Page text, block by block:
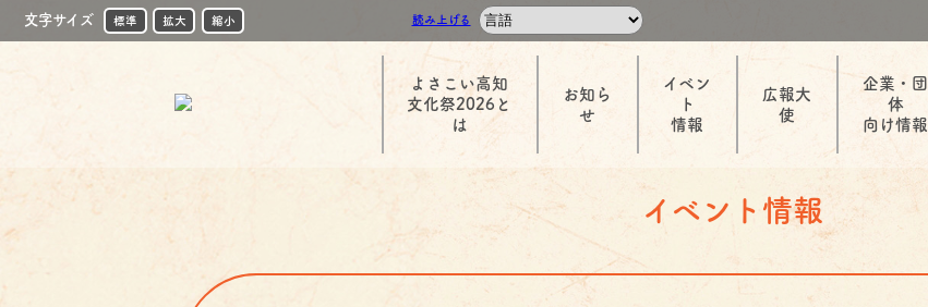
文字サイズ 標準 拡大 縮小 読み上げる
よさこい高知
文化祭2026と
は
お知ら
せ
イベン
ト
情報
広報大
使
企業・団
体
向け情報
イベント情報